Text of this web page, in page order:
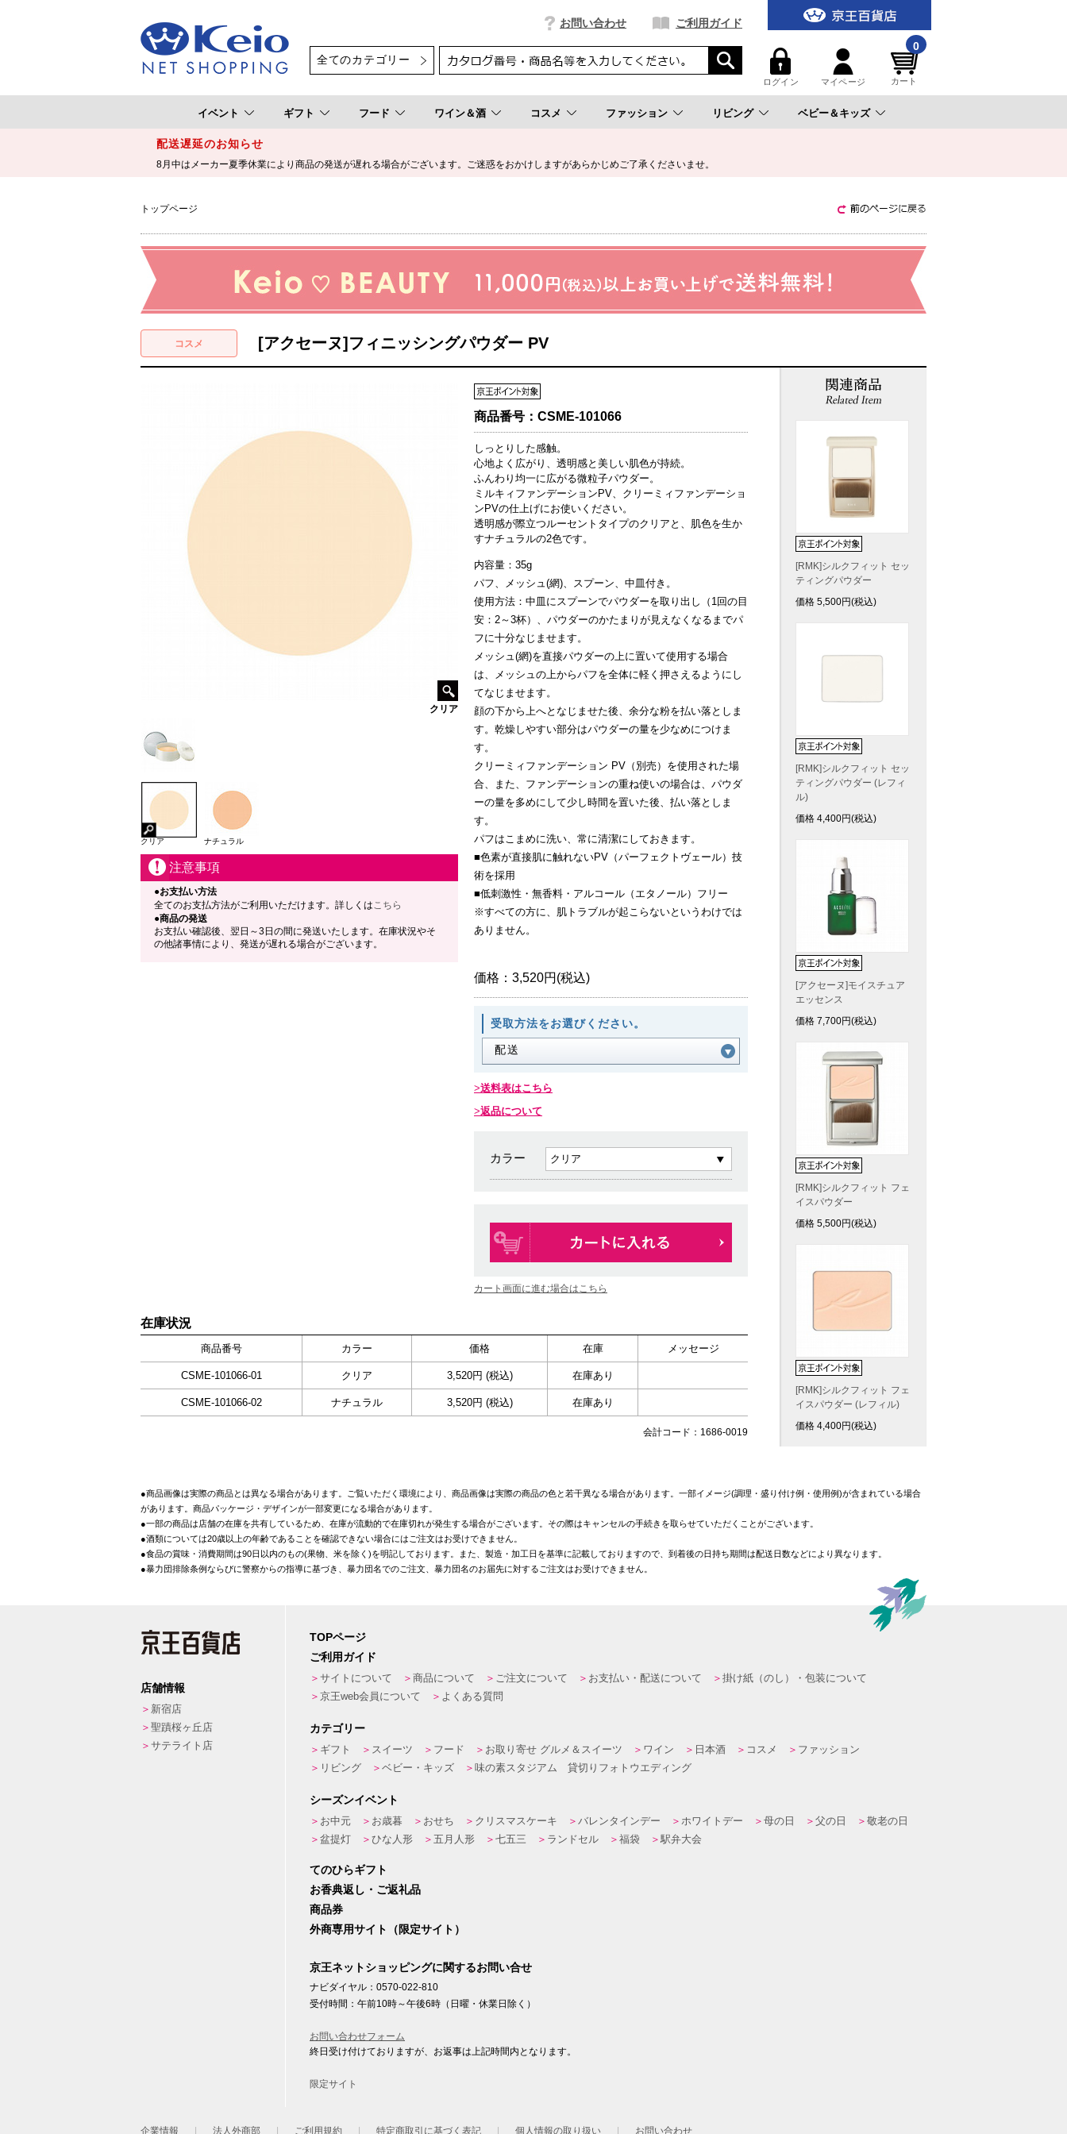
お問い合わせ ご利用ガイド
ログイン マイページ
0
カート
イベント ギフト フード ワイン＆酒 コスメ ファッション リビング ベビー＆キッズ
配送遅延のお知らせ
8月中はメーカー夏季休業により商品の発送が遅れる場合がございます。ご迷惑をおかけしますがあらかじめご了承くださいませ。
トップページ
[アクセーヌ]フィニッシングパウダー PV
クリア
クリア ナチュラル
注意事項
●お支払い方法
全てのお支払方法がご利用いただけます。詳しくはこちら
●商品の発送
お支払い確認後、翌日～3日の間に発送いたします。在庫状況やそ
の他諸事情により、発送が遅れる場合がございます。
商品番号： CSME-101066
しっとりした感触。
心地よく広がり、透明感と美しい肌色が持続。
ふんわり均一に広がる微粒子パウダー。
ミルキィファンデーションPV、クリーミィファンデーショ
ンPVの仕上げにお使いください。
透明感が際立つルーセントタイプのクリアと、肌色を生か
すナチュラルの2色です。
内容量：35g
パフ、メッシュ(網)、スプーン、中皿付き。
使用方法：中皿にスプーンでパウダーを取り出し（1回の目
安：2～3杯）、パウダーのかたまりが見えなくなるまでパ
フに十分なじませます。
メッシュ(網)を直接パウダーの上に置いて使用する場合
は、メッシュの上からパフを全体に軽く押さえるようにし
てなじませます。
顔の下から上へとなじませた後、余分な粉を払い落としま
す。乾燥しやすい部分はパウダーの量を少なめにつけま
す。
クリーミィファンデーション PV（別売）を使用された場
合、また、ファンデーションの重ね使いの場合は、パウダ
ーの量を多めにして少し時間を置いた後、払い落としま
す。
パフはこまめに洗い、常に清潔にしておきます。
■色素が直接肌に触れないPV（パーフェクトヴェール）技
術を採用
■低刺激性・無香料・アルコール（エタノール）フリー
※すべての方に、肌トラブルが起こらないというわけでは
ありません。
価格： 3,520円(税込)
受取方法をお選びください。
送料表はこちら
返品について
カラー
カート画面に進む場合はこちら
在庫状況
商品番号 カラー 価格 在庫 メッセージ
CSME-101066-01 クリア 3,520円 (税込) 在庫あり
CSME-101066-02 ナチュラル 3,520円 (税込) 在庫あり
会計コード：1686-0019
[RMK]シルクフィット セッ
ティングパウダー
価格 5,500円(税込)
[RMK]シルクフィット セッ
ティングパウダー (レフィ
ル)
価格 4,400円(税込)
[アクセーヌ]モイスチュア
エッセンス
価格 7,700円(税込)
[RMK]シルクフィット フェ
イスパウダー
価格 5,500円(税込)
[RMK]シルクフィット フェ
イスパウダー (レフィル)
価格 4,400円(税込)
●商品画像は実際の商品とは異なる場合があります。ご覧いただく環境により、商品画像は実際の商品の色と若干異なる場合があります。一部イメージ(調理・盛り付け例・使用例)が含まれている場合
があります。商品パッケージ・デザインが一部変更になる場合があります。
●一部の商品は店舗の在庫を共有しているため、在庫が流動的で在庫切れが発生する場合がございます。その際はキャンセルの手続きを取らせていただくことがございます。
●酒類については20歳以上の年齢であることを確認できない場合にはご注文はお受けできません。
●食品の賞味・消費期間は90日以内のもの(果物、米を除く)を明記しております。また、製造・加工日を基準に記載しておりますので、到着後の日持ち期間は配送日数などにより異なります。
●暴力団排除条例ならびに警察からの指導に基づき、暴力団名でのご注文、暴力団名のお届先に対するご注文はお受けできません。
店舗情報
新宿店
聖蹟桜ヶ丘店
サテライト店
TOPページ
ご利用ガイド
サイトについて 商品について ご注文について お支払い・配送について
掛け紙（のし）・包装について
京王web会員について
よくある質問
カテゴリー
ギフト スイーツ フード お取り寄せ グルメ＆スイーツ ワイン 日本酒 コスメ
ファッション
リビング
ベビー・キッズ 味の素スタジアム 貸切りフォトウエディング
シーズンイベント
お中元 お歳暮 おせち クリスマスケーキ バレンタインデー ホワイトデー 母の日 父の日
敬老の日
盆提灯
ひな人形 五月人形 七五三 ランドセル 福袋 駅弁大会
てのひらギフト
お香典返し・ご返礼品
商品券
外商専用サイト（限定サイト）
京王ネットショッピングに関するお問い合せ
ナビダイヤル：0570-022-810
受付時間：午前10時～午後6時（日曜・休業日除く）
お問い合わせフォーム
終日受け付けておりますが、お返事は上記時間内となります。
限定サイト
企業情報 法人外商部 ご利用規約 特定商取引に基づく表記 個人情報の取り扱い お問い合わせ